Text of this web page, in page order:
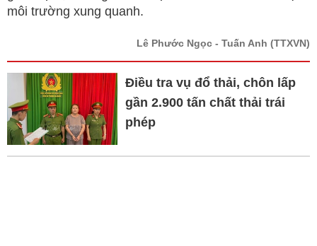
môi trường xung quanh.
Lê Phước Ngọc - Tuấn Anh (TTXVN)
Điều tra vụ đổ thải, chôn lấp
gần 2.900 tấn chất thải trái
phép